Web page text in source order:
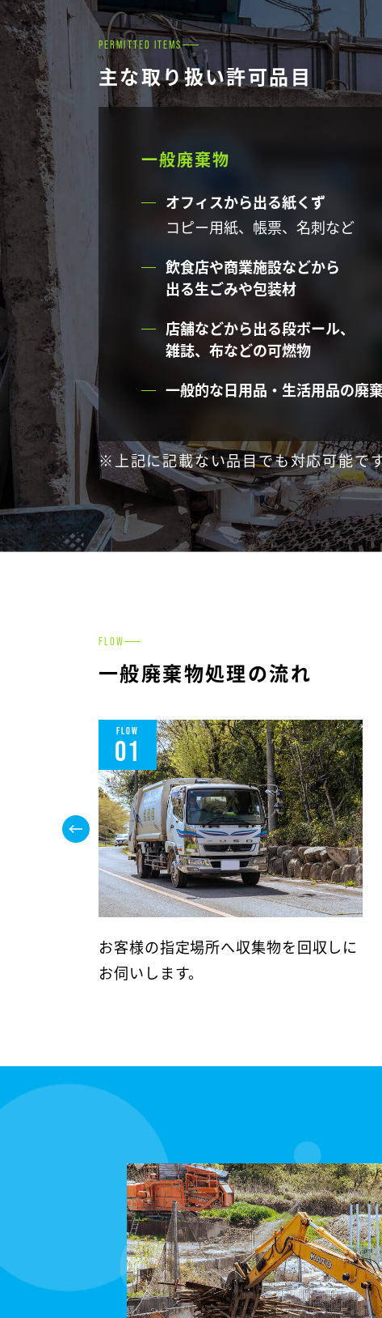
PERMITTED ITEMS
主な取り扱い許可品目
一般廃棄物
オフィスから出る紙くず
コピー用紙、帳票、名刺など
飲食店や商業施設などから
出る生ごみや包装材
店舗などから出る段ボール、
雑誌、布などの可燃物
一般的な日用品・生活用品の廃
※上記に記載ない品目でも対応可能で
FLOW
一般廃棄物処理の流れ
FLOW
01
お客様の指定場所へ収集物を回収しに
お伺いします。